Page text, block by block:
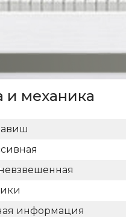
и механика
информация